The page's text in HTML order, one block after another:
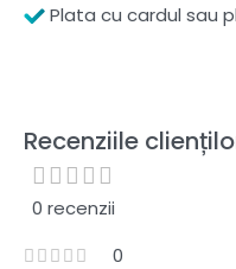
Plata cu cardul sau
Recenziile
0 recenzii
0